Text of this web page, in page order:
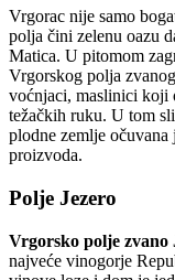
Vrgorac nije samo
polja čini zelenu oazu
Matica. U pitomom
Vrgorskog polja
voćnjaci, maslinici koji
težačkih ruku. U tom
plodne zemlje
proizvoda.
Polje Jezero
Vrgorsko polje zvano
najveće vinogorje